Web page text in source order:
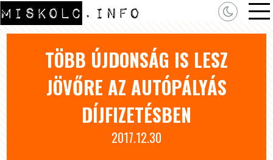
TÖBB ÚJDONSÁG IS LESZ
JÖVŐRE AZ AUTÓPÁLYÁS
DÍJFIZETÉSBEN
2017.12.30